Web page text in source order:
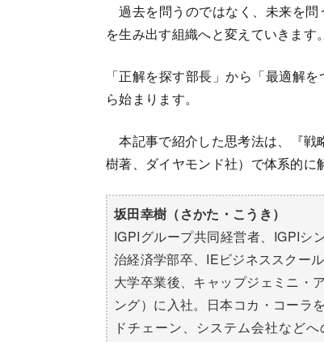
過去を問うのではなく、未来を
を生み出す組織へと変えていきます。
「正解を探す部長」から「最適解
ら始まります。
本記事で紹介した思考法は、『戦
樹著、ダイヤモンド社）で体系的に
坂田幸樹（さかた・こうき）
IGPIグループ共同経営者、IGPIシ
治経済学部卒、IEビジネススクー
大学卒業後、キャップジェミニ・
ング）に入社。日本コカ・コーラ
ドチェーン、システム会社など